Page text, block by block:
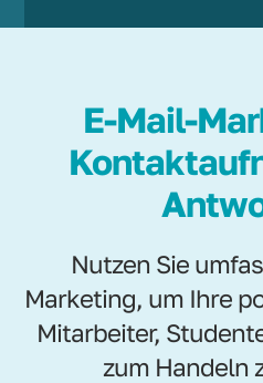
E-Mail-
Nutzen Sie
Marketing, um Ihre
Mitarbeiter,
zum Handeln